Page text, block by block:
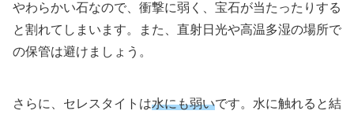
やわらかい石なので、衝撃に弱く、宝石が当たったりする
と割れてしまいます。また、直射日光や高温多湿の場所で
の保管は避けましょう。
さらに、セレスタイトは水にも弱いです。水に触れると結